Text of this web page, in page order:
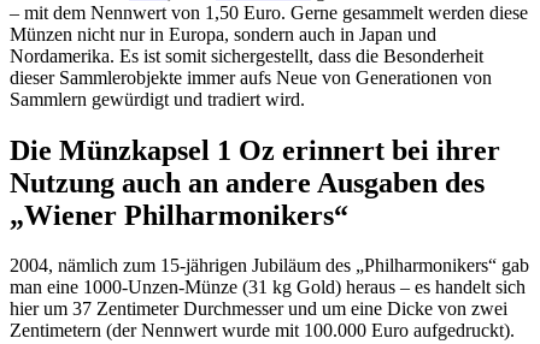
– mit dem Nennwert von 1,50 Euro. Gerne gesammelt werden diese
Münzen nicht nur in Europa, sondern auch in Japan und
Nordamerika. Es ist somit sichergestellt, dass die Besonderheit
dieser Sammlerobjekte immer aufs Neue von Generationen von
Sammlern gewürdigt und tradiert wird.
Die Münzkapsel 1 Oz erinnert bei ihrer
Nutzung auch an andere Ausgaben des
„Wiener Philharmonikers“
2004, nämlich zum 15-jährigen Jubiläum des „Philharmonikers“ gab
man eine 1000-Unzen-Münze (31 kg Gold) heraus – es handelt sich
hier um 37 Zentimeter Durchmesser und um eine Dicke von zwei
Zentimetern (der Nennwert wurde mit 100.000 Euro aufgedruckt).